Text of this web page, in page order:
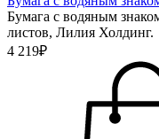
Бумага с водяным
листов, Лилия Холдинг.
4 219₽